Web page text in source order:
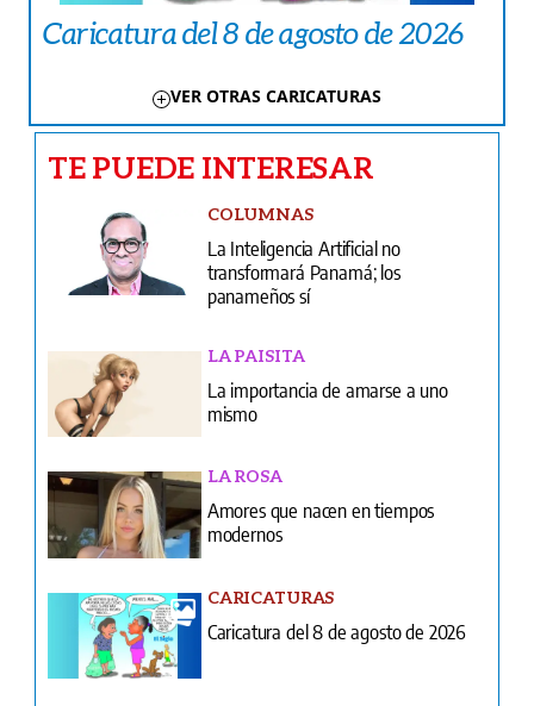
Caricatura del 8 de agosto de 2026
VER OTRAS CARICATURAS
TE PUEDE INTERESAR
COLUMNAS
La Inteligencia Artificial no
transformará Panamá; los
panameños sí
LA PAISITA
La importancia de amarse a uno
mismo
LA ROSA
Amores que nacen en tiempos
modernos
CARICATURAS
Caricatura del 8 de agosto de 2026